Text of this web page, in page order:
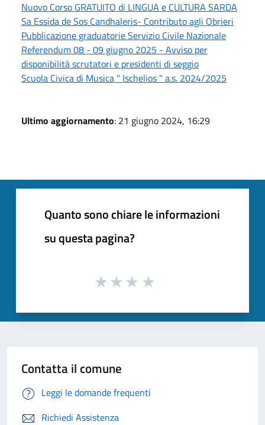
Nuovo Corso GRATUITO di LINGUA e CULTURA SARDA
Sa Essida de Sos Candhaleris- Contributo agli Obrieri
Pubblicazione graduatorie Servizio Civile Nazionale
Referendum 08 - 09 giugno 2025 - Avviso per
disponibilità scrutatori e presidenti di seggio
Scuola Civica di Musica " Ischelios " a.s. 2024/2025
Ultimo aggiornamento: 21 giugno 2024, 16:29
Quanto sono chiare le informazioni
su questa pagina?
Contatta il comune
Leggi le domande frequenti
Richiedi Assistenza